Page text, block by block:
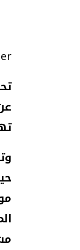
موجات الطقس